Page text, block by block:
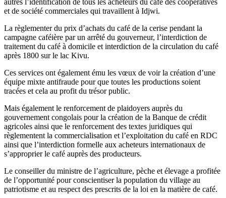
et de société commerciales qui travaillent à Idjwi.
La règlementer du prix d’achats du café de la cerise pendant la
campagne caféière par un arrêté du gouverneur, l’interdiction de
traitement du café à domicile et interdiction de la circulation du café
après 1800 sur le lac Kivu.
Ces services ont également ému les vœux de voir la création d’une
équipe mixte antifraude pour que toutes les productions soient
tracées et cela au profit du trésor public.
Mais également le renforcement de plaidoyers auprès du
gouvernement congolais pour la création de la Banque de crédit
agricoles ainsi que le renforcement des textes juridiques qui
règlementent la commercialisation et l’exploitation du café en RDC
ainsi que l’interdiction formelle aux acheteurs internationaux de
s’approprier le café auprès des producteurs.
Le conseiller du ministre de l’agriculture, pèche et élevage a profitée
de l’opportunité pour conscientiser la population du village au
patriotisme et au respect des prescrits de la loi en la matière de café.